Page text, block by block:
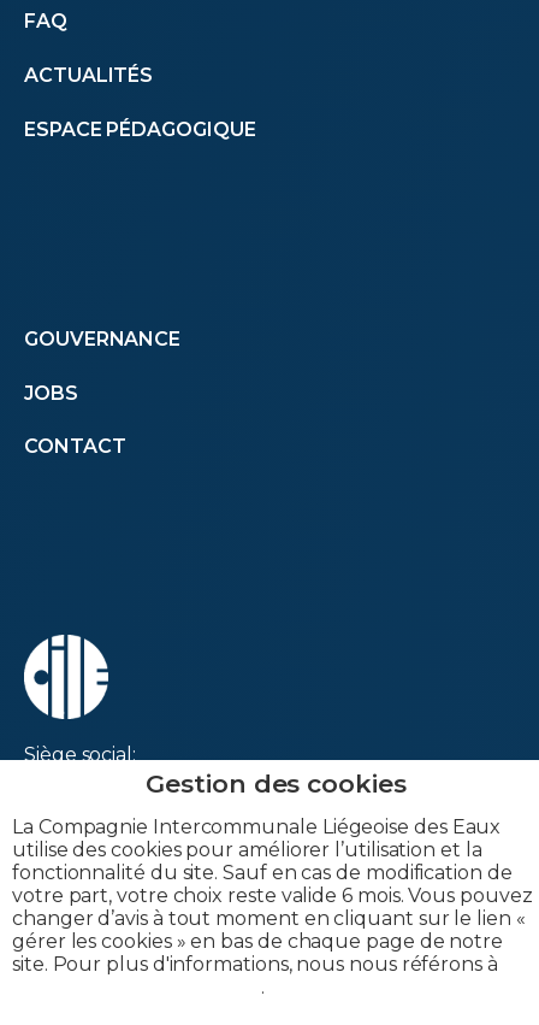
Autres
menus
FAQ
ACTUALITÉS
ESPACE PÉDAGOGIQUE
Footer
menu
GOUVERNANCE
JOBS
CONTACT
Siège social:
Rue Canal de l'Ourthe, 8
B-4031 Angleur
Belgique
La Compagnie Intercommunale Liégeoise des Eaux
utilise des cookies pour améliorer l’utilisation et la
fonctionnalité du site. Sauf en cas de modification de
votre part, votre choix reste valide 6 mois. Vous pouvez
changer d’avis à tout moment en cliquant sur le lien «
gérer les cookies » en bas de chaque page de notre
site. Pour plus d'informations, nous nous référons à
.